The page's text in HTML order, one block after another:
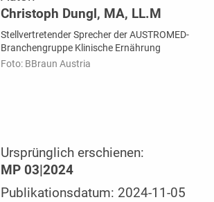
Christoph Dungl, MA, LL.M
Stellvertretender Sprecher der AUSTROMED-
Branchengruppe Klinische Ernährung
Foto: BBraun Austria
Ursprünglich erschienen:
MP 03|2024
Publikationsdatum: 2024-11-05